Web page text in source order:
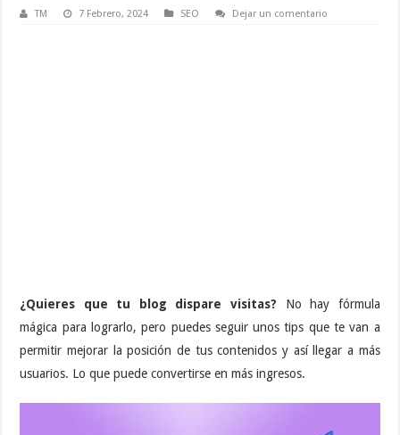
TM 7 Febrero, 2024 SEO Dejar un comentario
¿Quieres que tu blog dispare visitas? No hay fórmula
mágica para lograrlo, pero puedes seguir unos tips que te van a
permitir mejorar la posición de tus contenidos y así llegar a más
usuarios. Lo que puede convertirse en más ingresos.